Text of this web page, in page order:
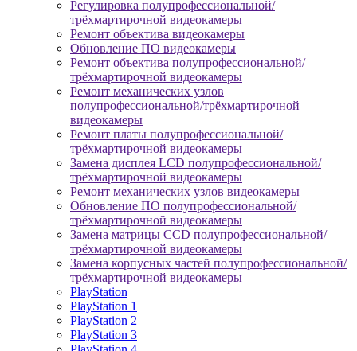
Регулировка полупрофессиональной/
трёхмартирочной видеокамеры
Ремонт объектива видеокамеры
Обновление ПО видеокамеры
Ремонт объектива полупрофессиональной/
трёхмартирочной видеокамеры
Ремонт механических узлов
полупрофессиональной/трёхмартирочной
видеокамеры
Ремонт платы полупрофессиональной/
трёхмартирочной видеокамеры
Замена дисплея LCD полупрофессиональной/
трёхмартирочной видеокамеры
Ремонт механических узлов видеокамеры
Обновление ПО полупрофессиональной/
трёхмартирочной видеокамеры
Замена матрицы CCD полупрофессиональной/
трёхмартирочной видеокамеры
Замена корпусных частей полупрофессиональной/
трёхмартирочной видеокамеры
PlayStation
PlayStation 1
PlayStation 2
PlayStation 3